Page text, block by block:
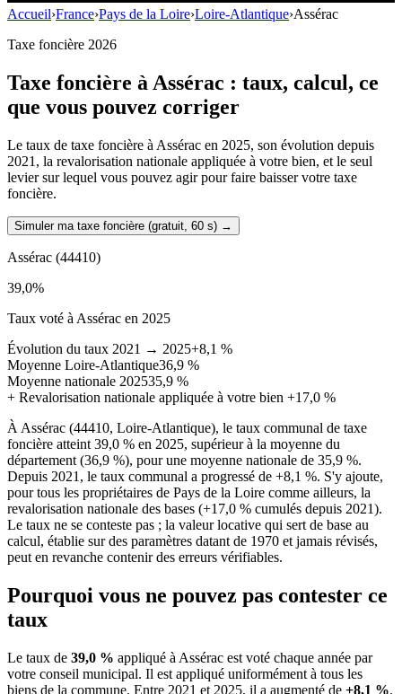
Accueil›France›Pays de la Loire›Loire-Atlantique›Assérac
Taxe foncière 2026
Taxe foncière àAssérac : taux, calcul, ce
que vous pouvez corriger
Le taux de taxe foncière à Assérac en 2025, son évolution depuis
2021, la revalorisation nationale appliquée à votre bien, et le seul
levier sur lequel vous pouvez agir pour faire baisser votre taxe
foncière.
Simuler ma taxe foncière (gratuit, 60 s) →
Assérac (44410)
39,0%
Taux voté à Assérac en 2025
Évolution du taux 2021 → 2025+8,1 %
Moyenne Loire-Atlantique36,9 %
Moyenne nationale 202535,9 %
+ Revalorisation nationale appliquée à votre bien +17,0 %
À Assérac (44410, Loire-Atlantique), le taux communal de taxe
foncière atteint 39,0 % en 2025, supérieur à la moyenne du
département (36,9 %), pour une moyenne nationale de 35,9 %.
Depuis 2021, le taux communal a progressé de +8,1 %. S'y ajoute,
pour tous les propriétaires de Pays de la Loire comme ailleurs, la
revalorisation nationale des bases (+17,0 % cumulés depuis 2021).
Le taux ne se conteste pas ; la valeur locative qui sert de base au
calcul, établie sur des paramètres datant de 1970 et jamais révisés,
peut en revanche contenir des erreurs vérifiables.
Pourquoi vous ne pouvez pas contester ce
taux
Le taux de 39,0 % appliqué à Assérac est voté chaque année par
votre conseil municipal. Il est appliqué uniformément à tous les
biens de la commune. Entre 2021 et 2025, il a augmenté de +8,1 %.